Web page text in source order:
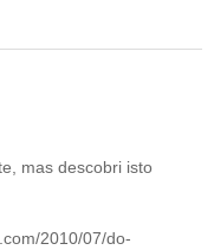
mas descobri isto
2010/07/do-